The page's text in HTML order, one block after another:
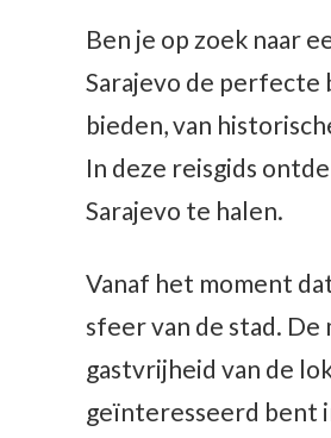
Ben je op zoek naar
Sarajevo de perfecte
bieden, van
In deze reisgids
Sarajevo te halen.
Vanaf het moment
sfeer van de stad.
gastvrijheid van de
geïnteresseerd bent